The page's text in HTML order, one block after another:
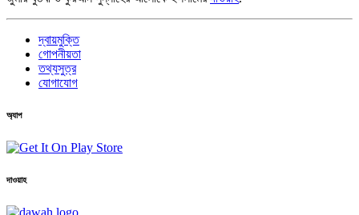
দ্বায়মুক্তি
গোপনীয়তা
তথ্যসুত্র
যোগাযোগ
অ্যাপ
দাওয়াহ